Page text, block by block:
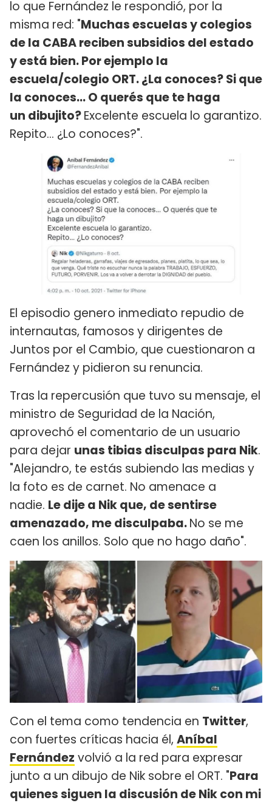
lo que Fernández le respondió, por la
misma red: "Muchas escuelas y colegios
de la CABA reciben subsidios del estado
y está bien. Por ejemplo la
escuela/colegio ORT. ¿La conoces? Si que
la conoces… O querés que te haga
un dibujito?Excelente escuela lo garantizo.
Repito… ¿Lo conoces?".
El episodio genero inmediato repudio de
internautas, famosos y dirigentes de
Juntos por el Cambio, que cuestionaron a
Fernández y pidieron su renuncia.
Tras la repercusión que tuvo su mensaje, el
ministro de Seguridad de la Nación,
aprovechó​ el comentario de un usuario
para dejar unas tibias disculpas para Nik.
"Alejandro, te estás subiendo las medias y
la foto es de carnet. No amenace a
nadie. Le dije a Nik que, de sentirse
amenazado, me disculpaba.No se me
caen los anillos. Solo que no hago daño".
Con el tema como tendencia en Twitter,
con fuertes críticas hacia él, Aníbal
Fernández volvió a la red para expresar
junto a un dibujo de Nik sobre el ORT. "Para
quienes siguen la discusión de Nik con mi